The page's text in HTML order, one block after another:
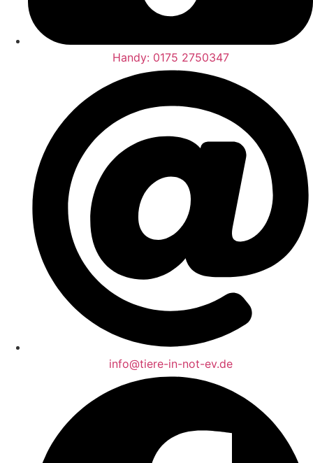
Handy: 0175 2750347
info@tiere-in-not-ev.de